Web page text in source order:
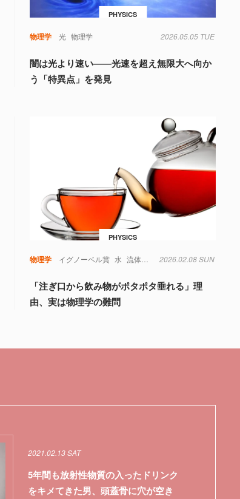
PHYSICS
物理学 光 物理学 2026.05.05 TUE
闇は光より速い――光速を超え無限大へ向か
う「特異点」を発見
PHYSICS
物理学 イグノーベル賞 水 流体力学 物理学
2026.02.08 SUN
「注ぎ口から飲み物がポタポタ垂れる」理
由、実は物理学の難問
2021.02.13 SAT
5年間も放射性物質の入ったドリンク
をキメてきた男、頭蓋骨に穴が空き